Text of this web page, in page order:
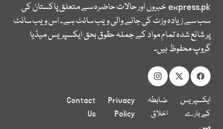
express.pkخبروں اور حالات حاضرہ سے متعلق پاکستان کی
سب سے زیادہ وزٹ کی جانے والی ویب سائٹ ہے۔ اس ویب سائٹ
پر شائع شدہ تمام مواد کے جملہ حقوق بحق ایکسپریس میڈیا
گروپ محفوظ ہیں۔
ایکسپریس
کے بارے
ضابطہ
اخلاق
Privacy
Policy
Contact
Us